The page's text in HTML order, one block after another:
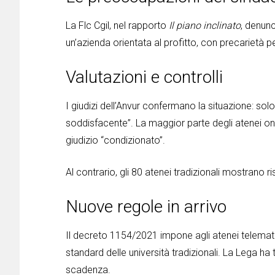
La Flc Cgil, nel rapporto Il piano inclinato,
un’azienda orientata al profitto, con precarietà
Valutazioni e controlli
I giudizi dell’Anvur confermano la situazione:
soddisfacente”. La maggior parte degli atenei
giudizio “condizionato”.
Al contrario, gli 80 atenei tradizionali mostrano
Nuove regole in arrivo
Il decreto 1154/2021 impone agli atenei
standard delle università tradizionali. La Lega
scadenza.